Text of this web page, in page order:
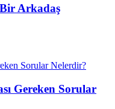
Arkadaş
Gereken Sorular